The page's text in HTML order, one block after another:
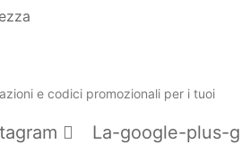
e codici promozionali per i tuoi
La-google-plus-g